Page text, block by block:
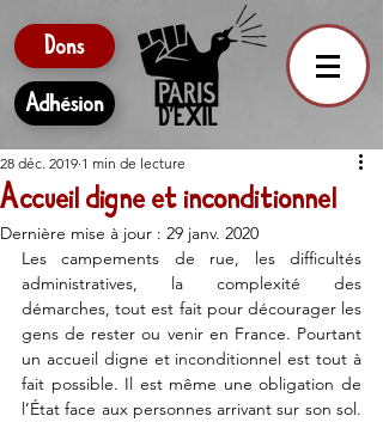
Dons
Adhésion
Accueil digne et inconditionnel
28 déc. 2019 1 min de lecture
Dernière mise à jour : 29 janv. 2020
Les campements de rue, les difficultés
administratives, la complexité des
démarches, tout est fait pour décourager les
gens de rester ou venir en France. Pourtant
un accueil digne et inconditionnel est tout à
fait possible. Il est même une obligation de
l’État face aux personnes arrivant sur son sol.